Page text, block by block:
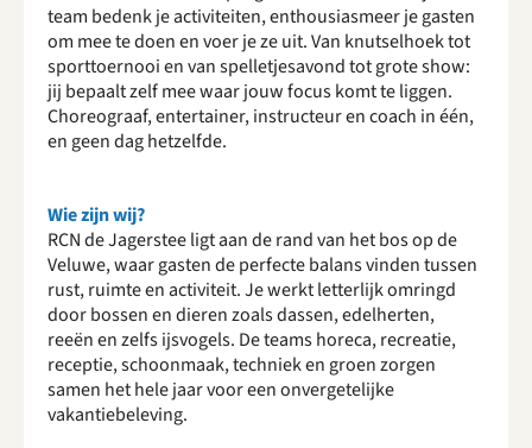
team bedenk je activiteiten, enthousiasmeer je gasten
om mee te doen en voer je ze uit. Van knutselhoek tot
sporttoernooi en van spelletjesavond tot grote show:
jij bepaalt zelf mee waar jouw focus komt te liggen.
Choreograaf, entertainer, instructeur en coach in één,
en geen dag hetzelfde.
Wie zijn wij?
RCN de Jagerstee ligt aan de rand van het bos op de
Veluwe, waar gasten de perfecte balans vinden tussen
rust, ruimte en activiteit. Je werkt letterlijk omringd
door bossen en dieren zoals dassen, edelherten,
reeën en zelfs ijsvogels. De teams horeca, recreatie,
receptie, schoonmaak, techniek en groen zorgen
samen het hele jaar voor een onvergetelijke
vakantiebeleving.